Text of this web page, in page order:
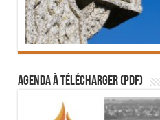
Agenda à télécharger (PDF)